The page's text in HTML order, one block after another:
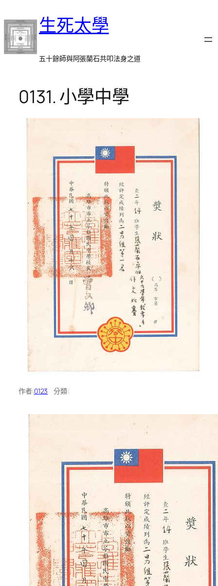
至
主
要
內
生死太學
五十餘師與阿張蘭石共叩法身之道
0131. 小學中學
作者:0123 分類: